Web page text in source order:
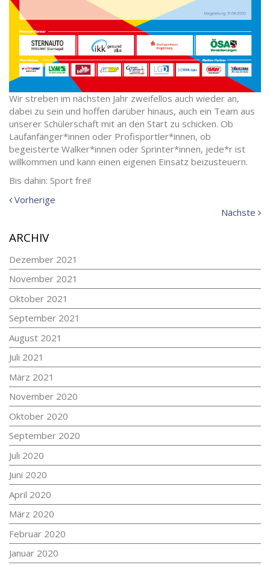
Wir streben im nächsten Jahr zweifellos auch wieder an,
dabei zu sein und hoffen darüber hinaus, auch ein Team aus
unserer Schülerschaft mit an den Start zu schicken. Ob
Laufanfänger*innen oder Profisportler*innen, ob
begeisterte Walker*innen oder Sprinter*innen, jede*r ist
willkommen und kann einen eigenen Einsatz beizusteuern.
Bis dahin: Sport frei!
Vorherige
Nächste
ARCHIV
Dezember 2021
November 2021
Oktober 2021
September 2021
August 2021
Juli 2021
März 2021
November 2020
Oktober 2020
September 2020
Juli 2020
Juni 2020
April 2020
März 2020
Februar 2020
Januar 2020